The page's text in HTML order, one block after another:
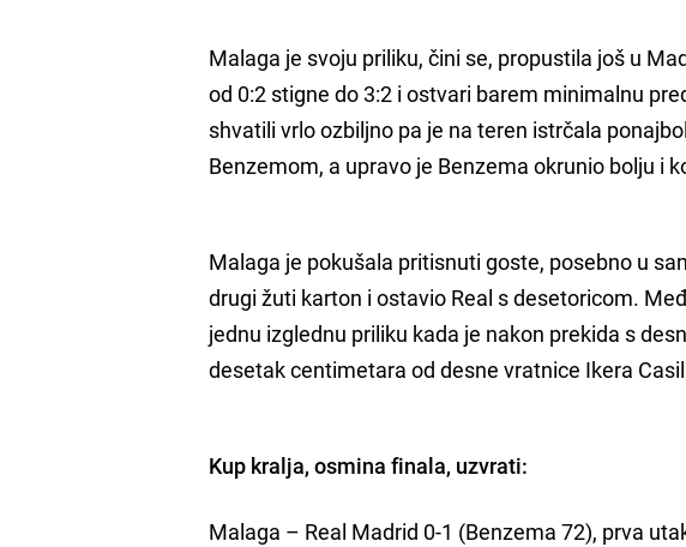
Malaga je svoju priliku, čini se, propustila još u
od 0:2 stigne do 3:2 i ostvari barem minimalnu
shvatili vrlo ozbiljno pa je na teren istrčala
Benzemom, a upravo je Benzema okrunio bolju i
Malaga je pokušala pritisnuti goste, posebno u
drugi žuti karton i ostavio Real s desetoricom.
jednu izglednu priliku kada je nakon prekida s
desetak centimetara od desne vratnice Ikera
Kup kralja, osmina finala, uzvrati:
Malaga – Real Madrid 0-1 (Benzema 72), prva